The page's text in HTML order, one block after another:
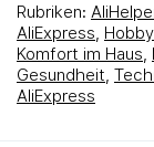
Rubriken:
AliExpress,
Komfort im Haus,
Gesundheit,
AliExpress